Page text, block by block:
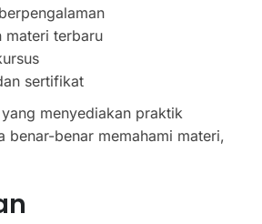
materi terbaru
sertifikat
menyediakan praktik
benar-benar memahami materi,